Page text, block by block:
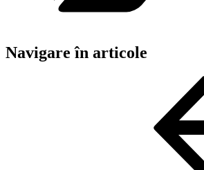
Navigare în articole